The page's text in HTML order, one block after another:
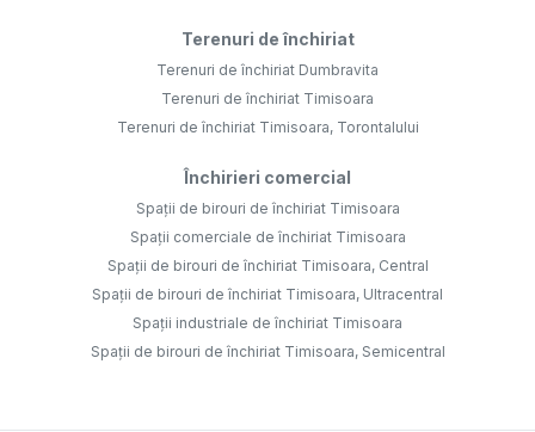
Terenuri de închiriat
Terenuri de închiriat Dumbravita
Terenuri de închiriat Timisoara
Terenuri de închiriat Timisoara, Torontalului
Închirieri comercial
Spații de birouri de închiriat Timisoara
Spații comerciale de închiriat Timisoara
Spații de birouri de închiriat Timisoara, Central
Spații de birouri de închiriat Timisoara, Ultracentral
Spații industriale de închiriat Timisoara
Spații de birouri de închiriat Timisoara, Semicentral